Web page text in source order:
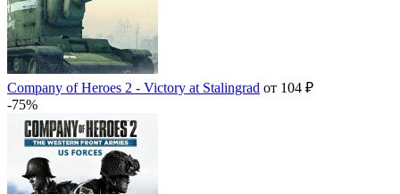
Company of Heroes 2 - Victory at Stalingrad от 104 ₽
-75%